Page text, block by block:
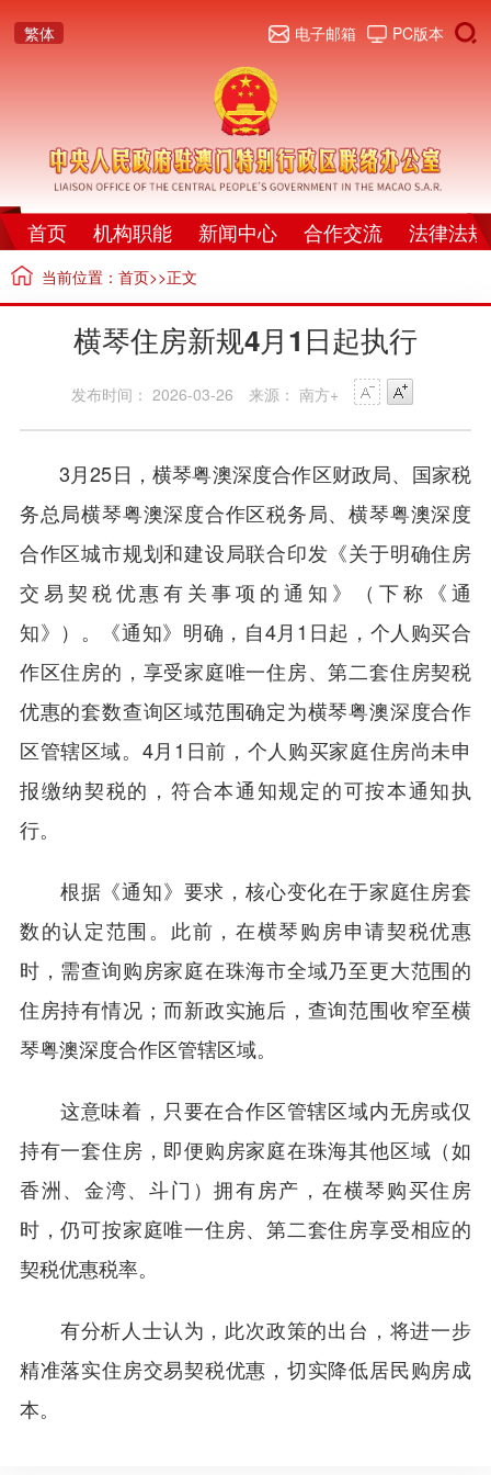
繁体 PC版本
电子邮箱
首页 机构职能 新闻中心 合作交流 法律法规
当前位置： 首页>>正文
横琴住房新规4月1日起执行
发布时间： 2026-03-26 来源： 南方+
3月25日，横琴粤澳深度合作区财政局、国家税
务总局横琴粤澳深度合作区税务局、横琴粤澳深度
合作区城市规划和建设局联合印发《关于明确住房
交易契税优惠有关事项的通知》（下称《通
知》）。《通知》明确，自4月1日起，个人购买合
作区住房的，享受家庭唯一住房、第二套住房契税
优惠的套数查询区域范围确定为横琴粤澳深度合作
区管辖区域。4月1日前，个人购买家庭住房尚未申
报缴纳契税的，符合本通知规定的可按本通知执
行。
根据《通知》要求，核心变化在于家庭住房套
数的认定范围。此前，在横琴购房申请契税优惠
时，需查询购房家庭在珠海市全域乃至更大范围的
住房持有情况；而新政实施后，查询范围收窄至横
琴粤澳深度合作区管辖区域。
这意味着，只要在合作区管辖区域内无房或仅
持有一套住房，即便购房家庭在珠海其他区域（如
香洲、金湾、斗门）拥有房产，在横琴购买住房
时，仍可按家庭唯一住房、第二套住房享受相应的
契税优惠税率。
有分析人士认为，此次政策的出台，将进一步
精准落实住房交易契税优惠，切实降低居民购房成
本。